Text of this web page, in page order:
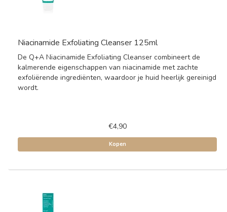
Niacinamide Exfoliating Cleanser 125ml
De Q+A Niacinamide Exfoliating Cleanser combineert de
kalmerende eigenschappen van niacinamide met zachte
exfoliërende ingrediënten, waardoor je huid heerlijk gereinigd
wordt.
€4,90
Kopen